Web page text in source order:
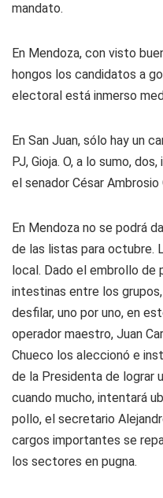
mandato.
En Mendoza, con visto
hongos los candidatos a
electoral está inmerso
En San Juan, sólo hay un
PJ, Gioja. O, a lo sumo,
el senador César Ambrosio
En Mendoza no se podrá
de las listas para octubre.
local. Dado el embrollo de
intestinas entre los
desfilar, uno por uno, en
operador maestro, Juan
Chueco los aleccionó e
de la Presidenta de lograr
cuando mucho, intentará
pollo, el secretario
cargos importantes se
los sectores en pugna.